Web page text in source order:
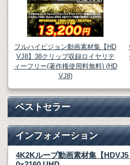
フルハイビジョン動画素材集【HD
VJ8】38クリップ収録ロイヤリテ
ィーフリー(著作権使用料無料) (HD
VJ8)
ベストセラー
インフォメーション
4K2Kループ動画素材集【